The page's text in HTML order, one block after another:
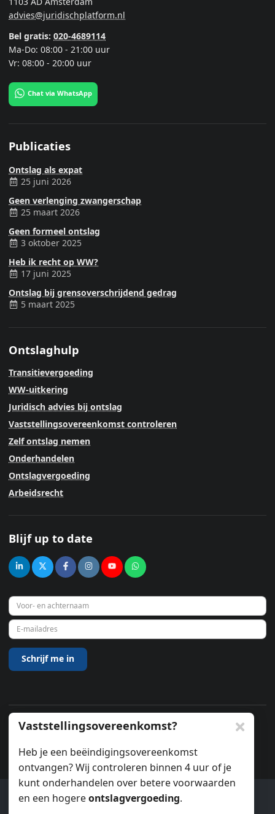
advies@juridischplatform.nl
Bel gratis: 020-4689114
Ma-Do: 08:00 - 21:00 uur
Vr: 08:00 - 20:00 uur
Chat via WhatsApp
Publicaties
Ontslag als expat
25 juni 2026
Geen verlenging zwangerschap
25 maart 2026
Geen formeel ontslag
3 oktober 2025
Heb ik recht op WW?
17 juni 2025
Ontslag bij grensoverschrijdend gedrag
5 maart 2025
Ontslaghulp
Transitievergoeding
WW-uitkering
Juridisch advies bij ontslag
Vaststellingsovereenkomst controleren
Zelf ontslag nemen
Onderhandelen
Ontslagvergoeding
Arbeidsrecht
Blijf up to date
Ook wij gebruiken cookies.
Vaststellingsovereenkomst?
Heb je een beëindigingsovereenkomst
ontvangen? Wij controleren binnen 4 uur of je
kunt onderhandelen over betere voorwaarden
en een hogereontslagvergoeding.